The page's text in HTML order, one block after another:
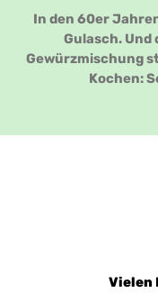
In den 60er
Gulasch. Und
Gewürzmischung
Kochen:
Vielen